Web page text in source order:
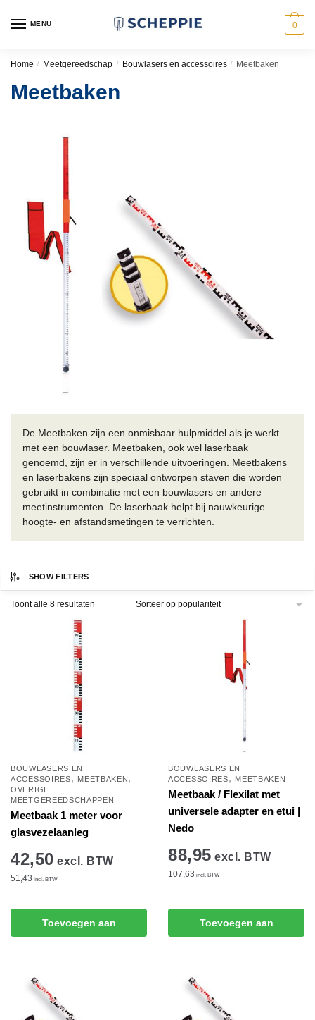
MENU 0
Home / Meetgereedschap / Bouwlasers en accessoires / Meetbaken
Meetbaken
De Meetbaken zijn een onmisbaar hulpmiddel als je werkt
met een bouwlaser. Meetbaken, ook wel laserbaak
genoemd, zijn er in verschillende uitvoeringen. Meetbakens
en laserbakens zijn speciaal ontworpen staven die worden
gebruikt in combinatie met een bouwlasers en andere
meetinstrumenten. De laserbaak helpt bij nauwkeurige
hoogte- en afstandsmetingen te verrichten.
SHOW FILTERS
Toont alle 8 resultaten Gesorteerd
BOUWLASERS EN
ACCESSOIRES, MEETBAKEN,
OVERIGE
MEETGEREEDSCHAPPEN
Meetbaak 1 meter voor
glasvezelaanleg
42,50 excl. BTW
51,43 incl. BTW
Toevoegen aan
BOUWLASERS EN
ACCESSOIRES, MEETBAKEN
Meetbaak / Flexilat met
universele adapter en etui |
Nedo
88,95 excl. BTW
107,63 incl. BTW
Toevoegen aan